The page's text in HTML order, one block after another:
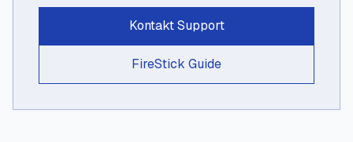
Kontakt Support
FireStick Guide